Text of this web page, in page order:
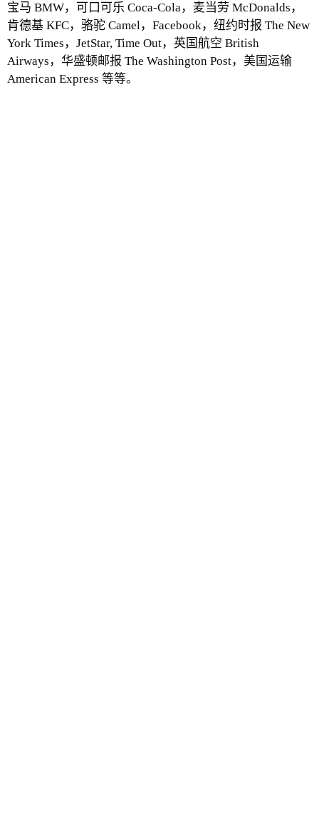
宝马 BMW，可口可乐 Coca-Cola，麦当劳 McDonalds，
肯德基 KFC，骆驼 Camel，Facebook，纽约时报 The New
York Times，JetStar, Time Out，英国航空 British
Airways，华盛顿邮报 The Washington Post，美国运输
American Express 等等。